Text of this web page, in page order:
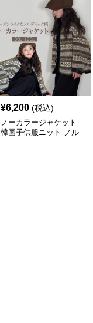
¥6,200 (税込)
ノーカラージャケット
韓国子供服ニット ノル